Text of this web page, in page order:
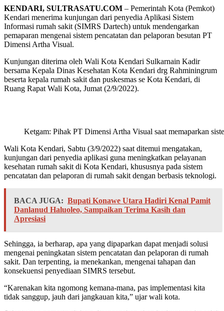
KENDARI, SULTRASATU.COM – Pemerintah Kota (Pemkot)
Kendari menerima kunjungan dari penyedia Aplikasi Sistem
Informasi rumah sakit (SIMRS Dartech) untuk mendengarkan
pemaparan mengenai sistem pencatatan dan pelaporan besutan PT
Dimensi Artha Visual.
Kunjungan diterima oleh Wali Kota Kendari Sulkarnain Kadir
bersama Kepala Dinas Kesehatan Kota Kendari drg Rahminingrum
beserta kepala rumah sakit dan puskesmas se Kota Kendari, di
Ruang Rapat Wali Kota, Jumat (2/9/2022).
Ketgam: Pihak PT Dimensi Artha Visual saat memaparkan
Wali Kota Kendari, Sabtu (3/9/2022) saat ditemui mengatakan,
kunjungan dari penyedia aplikasi guna meningkatkan pelayanan
kesehatan rumah sakit di Kota Kendari, khususnya pada sistem
pencatatan dan pelaporan di rumah sakit dengan berbasis teknologi.
BACA JUGA: Bupati Konawe Utara Hadiri Kenal Pamit
Danlanud Haluoleo, Sampaikan Terima Kasih dan
Apresiasi
Sehingga, ia berharap, apa yang dipaparkan dapat menjadi solusi
mengenai peningkatan sistem pencatatan dan pelaporan di rumah
sakit. Dan terpenting, ia menekankan, mengenai tahapan dan
konsekuensi penyediaan SIMRS tersebut.
“Karenakan kita ngomong kemana-mana, pas implementasi kita
tidak sanggup, jauh dari jangkauan kita,” ujar wali kota.